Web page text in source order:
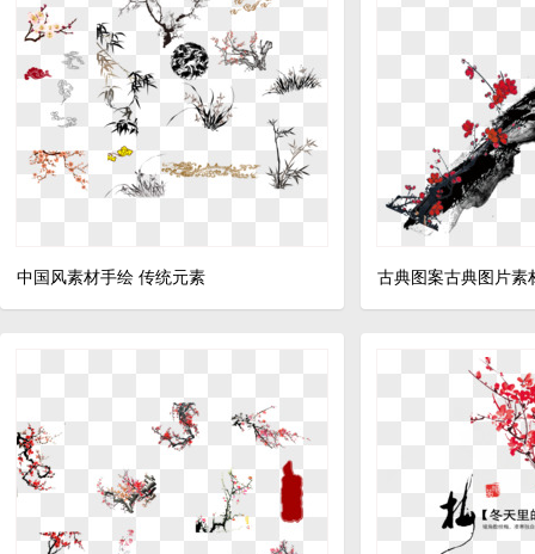
中国风素材手绘 传统元素 古典图案古典图片素